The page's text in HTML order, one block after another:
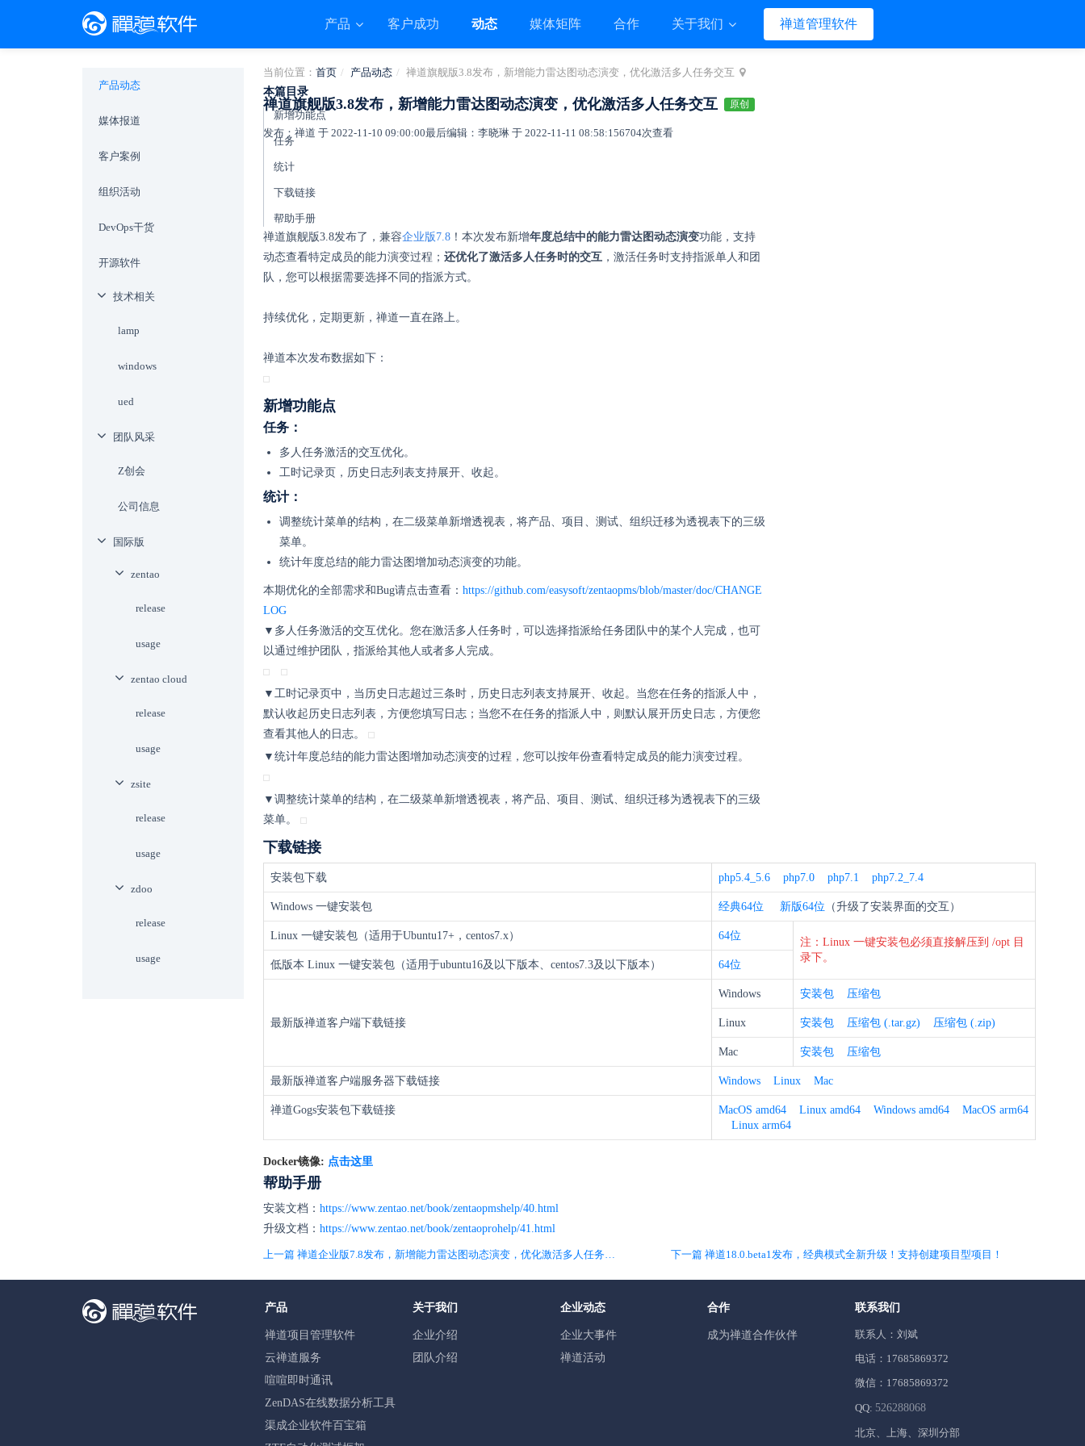
产品 客户成功 动态 媒体矩阵 合作 关于我们 禅道管理软件
当前位置： 首页 产品动态 禅道旗舰版3.8发布，新增能力雷达图动态演变，优化激活多人任务交互
禅道旗舰版3.8发布，新增能力雷达图动态演变，优化激活多人任务交互 原创
发布：禅道 于 2022-11-10 09:00:00最后编辑：李晓琳 于 2022-11-11 08:58:156704次查看
本篇目录
新增功能点
任务
统计
下载链接
帮助手册
禅道旗舰版3.8发布了，兼容企业版7.8 ！本次发布新增年度总结中的能力雷达图动态演变功能，支持
动态查看特定成员的能力演变过程； 还优化了激活多人任务时的交互 ，激活任务时支持指派单人和团
队，您可以根据需要选择不同的指派方式。
持续优化，定期更新，禅道一直在路上。
禅道本次发布数据如下：
新增功能点
任务：
多人任务激活的交互优化。
工时记录页，历史日志列表支持展开、收起。
统计：
调整统计菜单的结构，在二级菜单新增透视表，将产品、项目、测试、组织迁移为透视表下的三级
菜单。
统计年度总结的能力雷达图增加动态演变的功能。
本期优化的全部需求和Bug请点击查看： https://github.com/easysoft/zentaopms/blob/master/doc/CHANGE
LOG
▼多人任务激活的交互优化。您在激活多人任务时，可以选择指派给任务团队中的某个人完成，也可
以通过维护团队，指派给其他人或者多人完成。
▼工时记录页中，当历史日志超过三条时，历史日志列表支持展开、收起。当您在任务的指派人中，
默认收起历史日志列表，方便您填写日志；当您不在任务的指派人中，则默认展开历史日志，方便您
查看其他人的日志。
▼统计年度总结的能力雷达图增加动态演变的过程，您可以按年份查看特定成员的能力演变过程。
▼ 调整统计菜单的结构，在二级菜单新增透视表，将产品、项目、测试、组织迁移为透视表下的三级
菜单。
下载链接
安装包下载 php5.4_5.6 php7.0 php7.1 php7.2_7.4
Windows 一键安装包 经典64位 新版64位 （升级了安装界面的交互）
Linux 一键安装包（适用于Ubuntu17+，centos7.x） 64位
注：Linux 一键安装包必须直接解压到 /opt 目
录下。
低版本 Linux 一键安装包（适用于ubuntu16及以下版本、centos7.3及以下版本） 64位
最新版禅道客户端下载链接
Windows 安装包 压缩包
Linux 安装包 压缩包 (.tar.gz) 压缩包 (.zip)
Mac 安装包 压缩包
最新版禅道客户端服务器下载链接 Windows Linux Mac
禅道Gogs安装包下载链接 MacOS amd64 Linux amd64 Windows amd64
MacOS arm64
Linux arm64
Docker镜像: 点击这里
帮助手册
安装文档： https://www.zentao.net/book/zentaopmshelp/40.html
升级文档： https://www.zentao.net/book/zentaoprohelp/41.html
上一篇 禅道企业版7.8发布，新增能力雷达图动态演变，优化激活多人任务交互 下一篇 禅道18.0.beta1发布，经典模式全新升级！支持创建项目型项目！
产品动态
媒体报道
客户案例
组织活动
DevOps干货
开源软件
技术相关
lamp
windows
ued
团队风采
Z创会
公司信息
国际版
zentao
release
usage
zentao cloud
release
usage
zsite
release
usage
zdoo
release
usage
产品
禅道项目管理软件
云禅道服务
喧喧即时通讯
ZenDAS在线数据分析工具
渠成企业软件百宝箱
关于我们
企业介绍
团队介绍
企业动态
企业大事件
禅道活动
合作
成为禅道合作伙伴
联系我们
联系人：刘斌
电话：17685869372
微信：17685869372
QQ: 526288068
北京、上海、深圳分部